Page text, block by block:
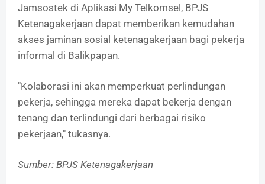
Jamsostek di Aplikasi My Telkomsel, BPJS
Ketenagakerjaan dapat memberikan kemudahan
akses jaminan sosial ketenagakerjaan bagi pekerja
informal di Balikpapan.
"Kolaborasi ini akan memperkuat perlindungan
pekerja, sehingga mereka dapat bekerja dengan
tenang dan terlindungi dari berbagai risiko
pekerjaan," tukasnya.
Sumber: BPJS Ketenagakerjaan